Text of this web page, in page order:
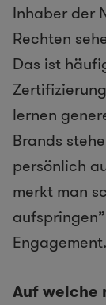
Inhaber der
Rechten
Das ist
lernen
Brands
persönlich
merkt man
Engagement.
Auf